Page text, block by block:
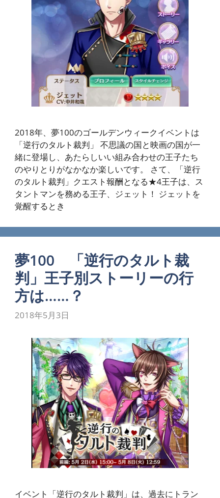
2018年、夢100のゴールデンウィークイベントは
「逆行のタルト裁判」 不思議の国と映画の国が一
緒に登場し、あたらしいい組み合わせの王子たち
のやりとりがなかなか楽しいです。 さて、「逆行
のタルト裁判」クエスト報酬となる★4王子は、ス
タントマンを務める王子、ジェット！ ジェットを
覚醒するとき
夢100 「逆行のタルト裁
判」王子別ストーリーの行
方は……？
2018年5月3日
イベント「逆行のタルト裁判」は、過去にトラン